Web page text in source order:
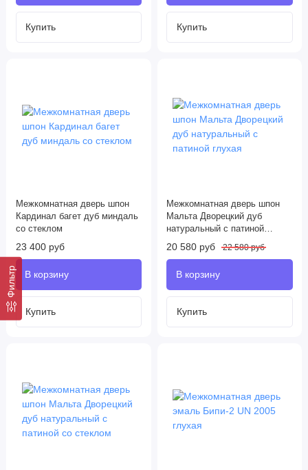
Фильтр
Межкомнатная дверь шпон
Кардинал багет дуб миндаль
со стеклом
23 400 руб
Межкомнатная дверь шпон
Мальта Дворецкий дуб
натуральный с патиной
глухая
20 580 руб 22 580 руб